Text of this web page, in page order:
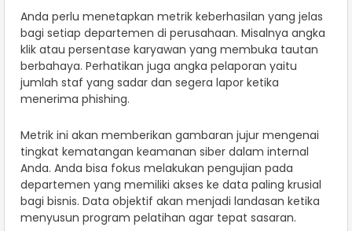
Anda perlu menetapkan metrik keberhasilan yang jelas
bagi setiap departemen di perusahaan. Misalnya angka
klik atau persentase karyawan yang membuka tautan
berbahaya. Perhatikan juga angka pelaporan yaitu
jumlah staf yang sadar dan segera lapor ketika
menerima phishing.
Metrik ini akan memberikan gambaran jujur mengenai
tingkat kematangan keamanan siber dalam internal
Anda. Anda bisa fokus melakukan pengujian pada
departemen yang memiliki akses ke data paling krusial
bagi bisnis. Data objektif akan menjadi landasan ketika
menyusun program pelatihan agar tepat sasaran.